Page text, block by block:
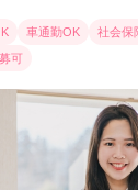
車通勤OK 社会保
可